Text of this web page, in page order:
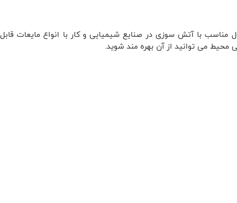
مناسب با آتش سوزی در صنایع شیمیایی و کار با انواع مایعات قابل
می توانید از آن بهره مند شوید.